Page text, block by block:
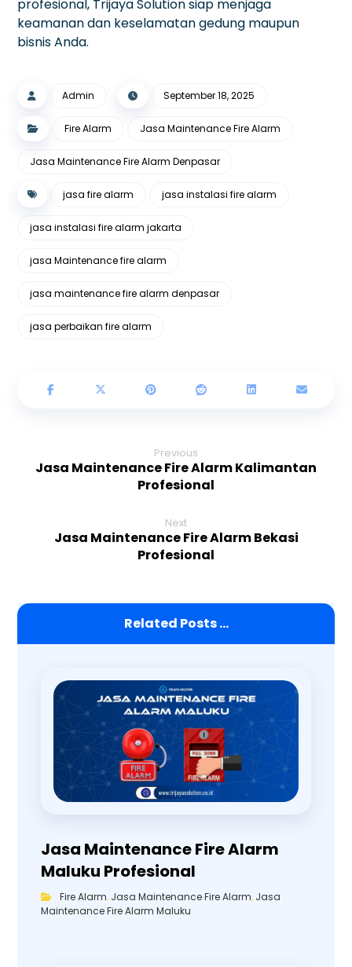
profesional, Trijaya Solution siap menjaga
keamanan dan keselamatan gedung maupun
bisnis Anda.
Admin September 18, 2025
Fire Alarm Jasa Maintenance Fire Alarm
Jasa Maintenance Fire Alarm Denpasar
jasa fire alarm jasa instalasi fire alarm
jasa instalasi fire alarm jakarta
jasa Maintenance fire alarm
jasa maintenance fire alarm denpasar
jasa perbaikan fire alarm
Previous
Jasa Maintenance Fire Alarm Kalimantan
Profesional
Next
Jasa Maintenance Fire Alarm Bekasi
Profesional
Related Posts ...
Jasa Maintenance Fire Alarm
Maluku Profesional
Fire Alarm, Jasa Maintenance Fire Alarm, Jasa
Maintenance Fire Alarm Maluku